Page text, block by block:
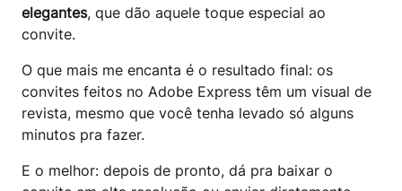
elegantes, que dão aquele toque especial ao
convite.
O que mais me encanta é o resultado final: os
convites feitos no Adobe Express têm um visual de
revista, mesmo que você tenha levado só alguns
minutos pra fazer.
E o melhor: depois de pronto, dá pra baixar o